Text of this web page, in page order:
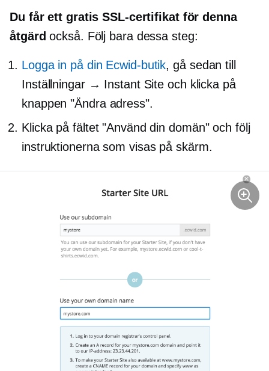
Du får ett gratis SSL-certifikat för denna
åtgärd också. Följ bara dessa steg:
Logga in på din Ecwid-butik, gå sedan till
Inställningar → Instant Site och klicka på
knappen "Ändra adress".
Klicka på fältet "Använd din domän" och följ
instruktionerna som visas på skärm.